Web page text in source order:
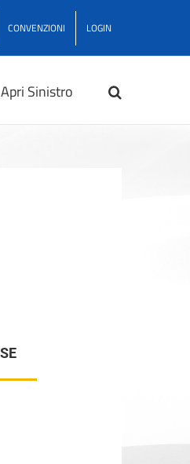
CONVENZIONI LOGIN
Apri Sinistro